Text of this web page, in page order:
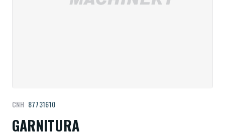
GARNITURA
CNH 87731610
la
începutul
galeriei